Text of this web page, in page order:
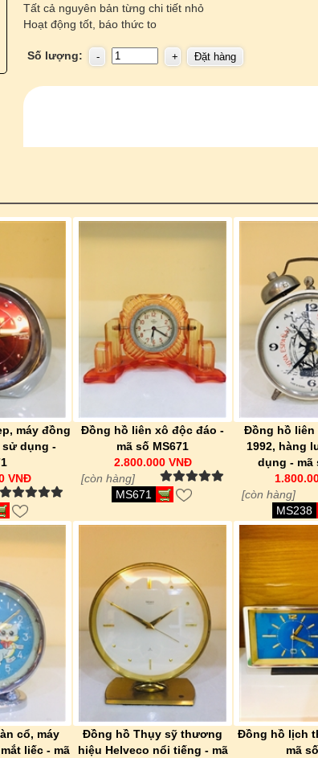
Tất cả nguyên bản từng chi tiết nhỏ
Hoạt động tốt, báo thức to
Số lượng:
máy đồng
sử dụng -
VNĐ
Đồng hồ liên xô độc đáo -
mã số MS671
2.800.000 VNĐ
[còn hàng]
MS671
Đồng hồ liên
1992, hàng
dụng - mã
[còn hàng]
MS238
cổ, máy
liếc - mã
Đồng hồ Thụy sỹ thương
hiệu Helveco nổi tiếng - mã
Đồng hồ lịch
mã